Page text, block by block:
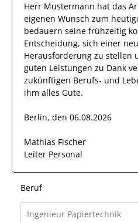
Herr Mustermann hat das
eigenen Wunsch zum
bedauern seine frühzeitig
Entscheidung, sich einer
Herausforderung zu stellen
guten Leistungen zu Dank
zukünftigen Berufs- und
ihm alles Gute.
Berlin, den 06.08.2026
Mathias Fischer
Leiter Personal
Beruf